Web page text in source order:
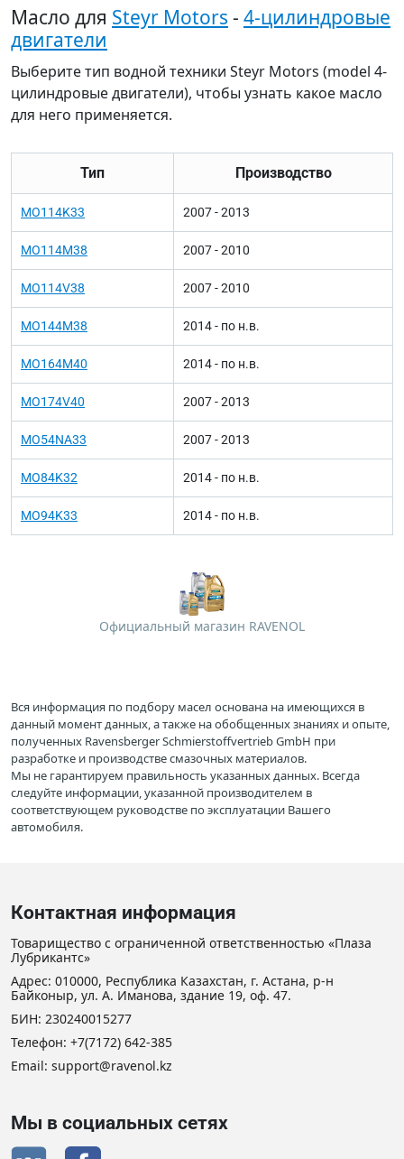
Масло для Steyr Motors - 4-цилиндровые
двигатели
Выберите тип водной техники Steyr Motors (model 4-
цилиндровые двигатели), чтобы узнать какое масло
для него применяется.
Тип Производство
MO114K33 2007 - 2013
MO114M38 2007 - 2010
MO114V38 2007 - 2010
MO144M38 2014 - по н.в.
MO164M40 2014 - по н.в.
MO174V40 2007 - 2013
MO54NA33 2007 - 2013
MO84K32 2014 - по н.в.
MO94K33 2014 - по н.в.
Официальный магазин RAVENOL
Вся информация по подбору масел основана на имеющихся в
данный момент данных, а также на обобщенных знаниях и опыте,
полученных Ravensberger Schmierstoffvertrieb GmbH при
разработке и производстве смазочных материалов.
Мы не гарантируем правильность указанных данных. Всегда
следуйте информации, указанной производителем в
соответствующем руководстве по эксплуатации Вашего
автомобиля.
Контактная информация
Товарищество с ограниченной ответственностью «Плаза
Лубрикантс»
Адрес: 010000, Республика Казахстан, г. Астана, р-н
Байконыр, ул. А. Иманова, здание 19, оф. 47.
БИН: 230240015277
Телефон: +7(7172) 642-385
Email: support@ravenol.kz
Мы в социальных сетях